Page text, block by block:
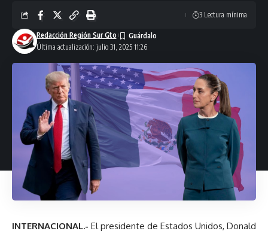
Última actualización: julio 31, 2025 11:26
Redacción Región Sur Gto
3 Lectura mínima
INTERNACIONAL.- El presidente de Estados Unidos, Donald